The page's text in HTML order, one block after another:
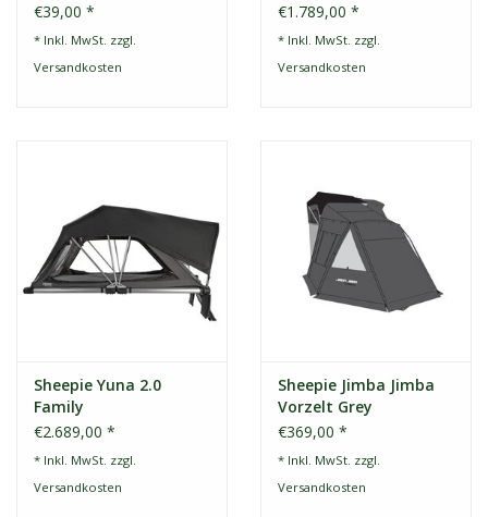
€39,00 *
* Inkl. MwSt. zzgl.
Versandkosten
€1.789,00 *
* Inkl. MwSt. zzgl.
Versandkosten
Sheepie Yuna 2.0
Family
€2.689,00 *
* Inkl. MwSt. zzgl.
Versandkosten
Sheepie Jimba Jimba
Vorzelt Grey
€369,00 *
* Inkl. MwSt. zzgl.
Versandkosten